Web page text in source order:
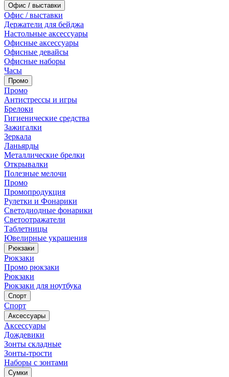
Офис / выставки
Офис / выставки
Держатели для бейджа
Настольные аксессуары
Офисные аксессуары
Офисные девайсы
Офисные наборы
Часы
Промо
Промо
Антистрессы и игры
Брелоки
Гигиенические средства
Зажигалки
Зеркала
Ланьярды
Металлические брелки
Открывалки
Полезные мелочи
Промо
Промопродукция
Рулетки и Фонарики
Светодиодные фонарики
Светоотражатели
Таблетницы
Ювелирные украшения
Рюкзаки
Рюкзаки
Промо рюкзаки
Рюкзаки
Рюкзаки для ноутбука
Спорт
Спорт
Аксессуары
Аксессуары
Дождевики
Зонты складные
Зонты-трости
Наборы с зонтами
Сумки